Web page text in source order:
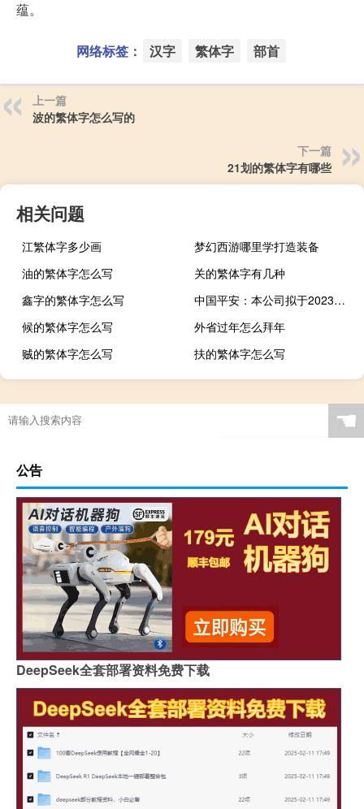
蕴。
网络标签： 汉字 繁体字 部首
上一篇
波的繁体字怎么写的
下一篇
21划的繁体字有哪些
相关问题
江繁体字多少画
梦幻西游哪里学打造装备
油的繁体字怎么写
关的繁体字有几种
鑫字的繁体字怎么写
中国平安：本公司拟于2023年8月30日披露本公司2023年中期报告
候的繁体字怎么写
外省过年怎么拜年
贼的繁体字怎么写
扶的繁体字怎么写
☚
公告
DeepSeek全套部署资料免费下载